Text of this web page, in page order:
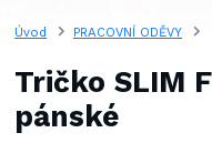
Úvod PRACOVNÍ ODĚVY
Tričko SLIM
pánské